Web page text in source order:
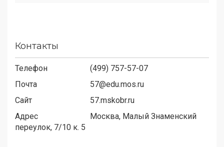
Контакты
Телефон
(499) 757-57-07
Почта
57@edu.mos.ru
Сайт
57.mskobr.ru
Адрес
Москва, Малый Знаменский
переулок, 7/10 к. 5